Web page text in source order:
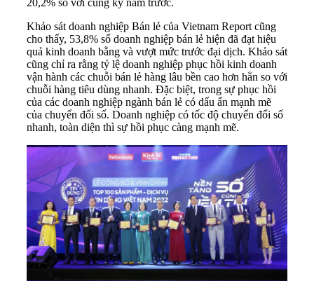
20,2% so với cùng kỳ năm trước.
Khảo sát doanh nghiệp Bán lẻ của Vietnam Report cũng
cho thấy, 53,8% số doanh nghiệp bán lẻ hiện đã đạt hiệu
quả kinh doanh bằng và vượt mức trước đại dịch. Khảo sát
cũng chỉ ra rằng tỷ lệ doanh nghiệp phục hồi kinh doanh
vận hành các chuỗi bán lẻ hàng lâu bền cao hơn hẳn so với
chuỗi hàng tiêu dùng nhanh. Đặc biệt, trong sự phục hồi
của các doanh nghiệp ngành bán lẻ có dấu ấn mạnh mẽ
của chuyển đổi số. Doanh nghiệp có tốc độ chuyển đổi số
nhanh, toàn diện thì sự hồi phục càng mạnh mẽ.